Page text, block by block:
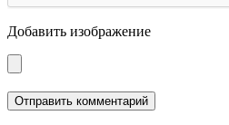
Добавить изображение